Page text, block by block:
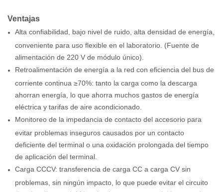
Ventajas
Alta confiabilidad, bajo nivel de ruido, alta densidad de energía,
conveniente para uso flexible en el laboratorio. (Fuente de
alimentación de 220 V de módulo único).
Retroalimentación de energía a la red con eficiencia del bus de
corriente continua ≥70%: tanto la carga como la descarga
ahorran energía, lo que ahorra muchos gastos de energía
eléctrica y tarifas de aire acondicionado.
Monitoreo de la impedancia de contacto del accesorio para
evitar problemas inseguros causados ​​por un contacto
deficiente del terminal o una oxidación prolongada del tiempo
de aplicación del terminal.
Carga CCCV: transferencia de carga CC a carga CV sin
problemas, sin ningún impacto, lo que puede evitar el circuito